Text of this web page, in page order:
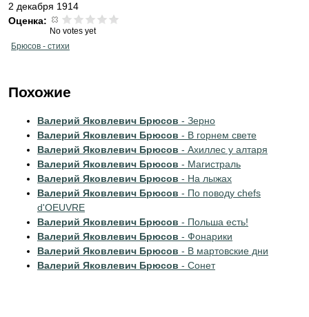
2 декабря 1914
Оценка:
No votes yet
Брюсов - стихи
Похожие
Валерий Яковлевич Брюсов - Зерно
Валерий Яковлевич Брюсов - В горнем свете
Валерий Яковлевич Брюсов - Ахиллес у алтаря
Валерий Яковлевич Брюсов - Магистраль
Валерий Яковлевич Брюсов - На лыжах
Валерий Яковлевич Брюсов - По поводу chefs
d'OEUVRE
Валерий Яковлевич Брюсов - Польша есть!
Валерий Яковлевич Брюсов - Фонарики
Валерий Яковлевич Брюсов - В мартовские дни
Валерий Яковлевич Брюсов - Сонет